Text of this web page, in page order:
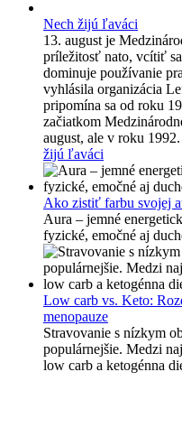
Nech žijú ľaváci
13. august je
príležitosť nato, vcítiť
dominuje používanie
vyhlásila organizácia
pripomína sa od roku
začiatkom
august, ale v roku
žijú ľaváci
Ako zistiť farbu svojej
Aura – jemné
fyzické, emočné aj
Low carb vs. Keto:
menopauze
Stravovanie s nízkym
populárnejšie. Medzi
low carb a ketogénna